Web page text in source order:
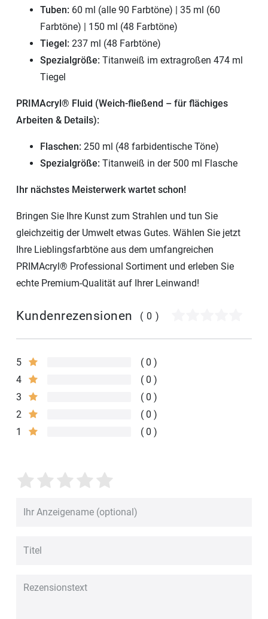
Tuben: 60 ml (alle 90 Farbtöne) | 35 ml (60
Farbtöne) | 150 ml (48 Farbtöne)
Tiegel: 237 ml (48 Farbtöne)
Spezialgröße: Titanweiß im extragroßen 474 ml
Tiegel
PRIMAcryl® Fluid (Weich-fließend – für flächiges
Arbeiten & Details):
Flaschen: 250 ml (48 farbidentische Töne)
Spezialgröße: Titanweiß in der 500 ml Flasche
Ihr nächstes Meisterwerk wartet schon!
Bringen Sie Ihre Kunst zum Strahlen und tun Sie
gleichzeitig der Umwelt etwas Gutes. Wählen Sie jetzt
Ihre Lieblingsfarbtöne aus dem umfangreichen
PRIMAcryl® Professional Sortiment und erleben Sie
echte Premium-Qualität auf Ihrer Leinwand!
Kundenrezensionen (0)
5
0
4
0
3
0
2
0
1
0